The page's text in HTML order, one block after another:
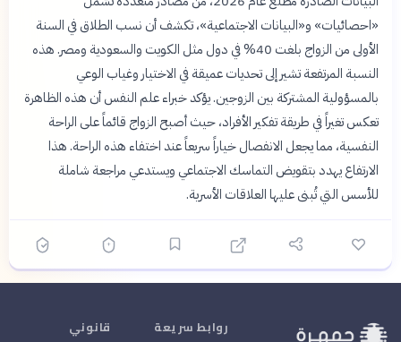
«احصائيات» و«البيانات الاجتماعية»، تكشف أن نسب الطلاق في السنة
الأولى من الزواج بلغت 40% في دول مثل الكويت والسعودية ومصر. هذه
النسبة المرتفعة تشير إلى تحديات عميقة في الاختيار وغياب الوعي
بالمسؤولية المشتركة بين الزوجين. يؤكد خبراء علم النفس أن هذه الظاهرة
تعكس تغيراً في طريقة تفكير الأفراد، حيث أصبح الزواج قائماً على الراحة
النفسية، مما يجعل الانفصال خياراً سريعاً عند اختفاء هذه الراحة. هذا
الارتفاع يهدد بتقويض التماسك الاجتماعي ويستدعي مراجعة شاملة
للأسس التي تُبنى عليها العلاقات الأسرية.
روابط سريعة قانوني